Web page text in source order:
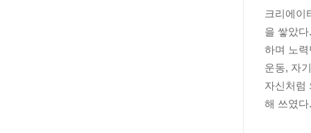
크리에이
을 쌓았
하며 노
운동, 자
자신처럼
해 쓰였